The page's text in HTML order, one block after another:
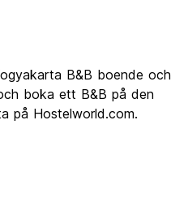
B&B boende och
boka ett B&B på den
på Hostelworld.com.